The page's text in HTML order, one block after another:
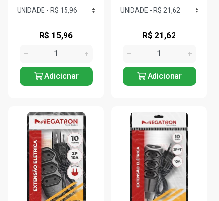
R$ 15,96
Adicionar
R$ 21,62
Adicionar